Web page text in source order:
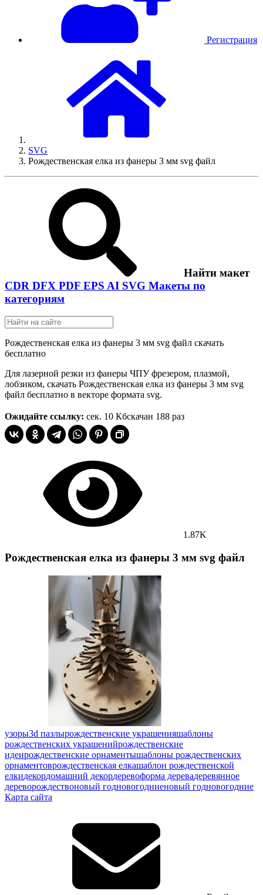
Регистрация
SVG
Рождественская елка из фанеры 3 мм svg файл
Найти макет
CDR DFX PDF EPS AI SVG Макеты по
категориям
Рождественская елка из фанеры 3 мм svg файл скачать
бесплатно
Для лазерной резки из фанеры ЧПУ фрезером, плазмой,
лобзиком, скачать Рождественская елка из фанеры 3 мм svg
файл бесплатно в векторе формата svg.
Ожидайте ссылку: сек. 10 Кбскачан 188 раз
1.87K
Рождественская елка из фанеры 3 мм svg файл
узоры3d пазлырождественские украшенияшаблоны
рождественских украшенийрождественские
идеирождественские орнаментышаблоны рождественских
орнаментоврождественская елкашаблон рождественской
елкидекордомашний декордеревоформа деревадеревянное
дереворождествоновый годновогодниеновый годновогодние
Карта сайта